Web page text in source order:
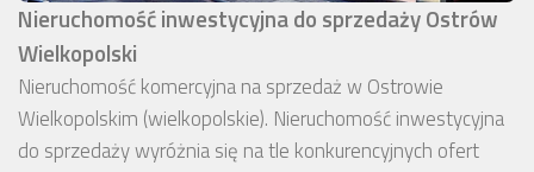
Nieruchomość inwestycyjna do sprzedaży Ostrów
Wielkopolski
Nieruchomość komercyjna na sprzedaż w Ostrowie
Wielkopolskim (wielkopolskie). Nieruchomość inwestycyjna
do sprzedaży wyróżnia się na tle konkurencyjnych ofert